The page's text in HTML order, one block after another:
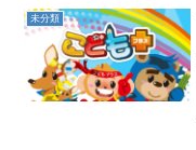
未分類